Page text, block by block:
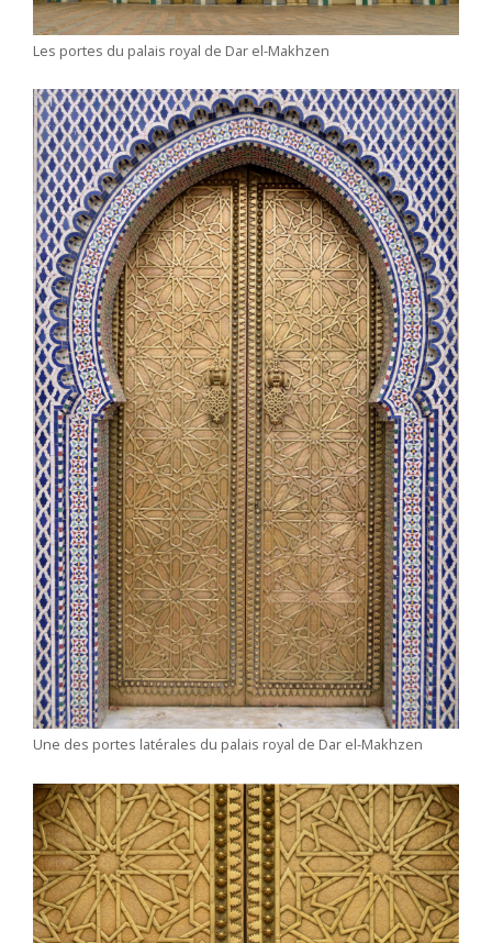
Les portes du palais royal de Dar el-Makhzen
Une des portes latérales du palais royal de Dar el-Makhzen